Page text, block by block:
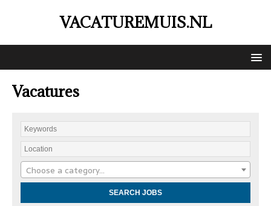
VACATUREMUIS.NL
Vacatures
Choose a category…